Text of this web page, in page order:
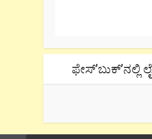
ಫೇಸ್’ಬುಕ್’ನಲ್ಲಿ